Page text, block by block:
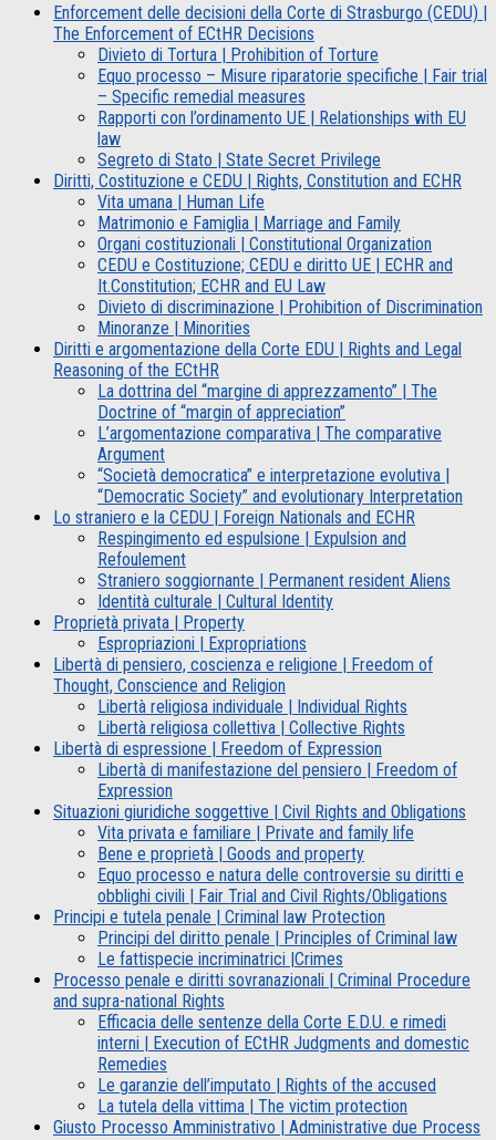
Enforcement delle decisioni della Corte di Strasburgo (CEDU) |
The Enforcement of ECtHR Decisions
Divieto di Tortura | Prohibition of Torture
Equo processo – Misure riparatorie specifiche | Fair trial
– Specific remedial measures
Rapporti con l’ordinamento UE | Relationships with EU
law
Segreto di Stato | State Secret Privilege
Diritti, Costituzione e CEDU | Rights, Constitution and ECHR
Vita umana | Human Life
Matrimonio e Famiglia | Marriage and Family
Organi costituzionali | Constitutional Organization
CEDU e Costituzione; CEDU e diritto UE | ECHR and
It.Constitution; ECHR and EU Law
Divieto di discriminazione | Prohibition of Discrimination
Minoranze | Minorities
Diritti e argomentazione della Corte EDU | Rights and Legal
Reasoning of the ECtHR
La dottrina del “margine di apprezzamento” | The
Doctrine of “margin of appreciation”
L’argomentazione comparativa | The comparative
Argument
“Società democratica” e interpretazione evolutiva |
“Democratic Society” and evolutionary Interpretation
Lo straniero e la CEDU | Foreign Nationals and ECHR
Respingimento ed espulsione | Expulsion and
Refoulement
Straniero soggiornante | Permanent resident Aliens
Identità culturale | Cultural Identity
Proprietà privata | Property
Espropriazioni | Expropriations
Libertà di pensiero, coscienza e religione | Freedom of
Thought, Conscience and Religion
Libertà religiosa individuale | Individual Rights
Libertà religiosa collettiva | Collective Rights
Libertà di espressione | Freedom of Expression
Libertà di manifestazione del pensiero | Freedom of
Expression
Situazioni giuridiche soggettive | Civil Rights and Obligations
Vita privata e familiare | Private and family life
Bene e proprietà | Goods and property
Equo processo e natura delle controversie su diritti e
obblighi civili | Fair Trial and Civil Rights/Obligations
Principi e tutela penale | Criminal law Protection
Principi del diritto penale | Principles of Criminal law
Le fattispecie incriminatrici |Crimes
Processo penale e diritti sovranazionali | Criminal Procedure
and supra-national Rights
Efficacia delle sentenze della Corte E.D.U. e rimedi
interni | Execution of ECtHR Judgments and domestic
Remedies
Le garanzie dell’imputato | Rights of the accused
La tutela della vittima | The victim protection
Giusto Processo Amministrativo | Administrative due Process